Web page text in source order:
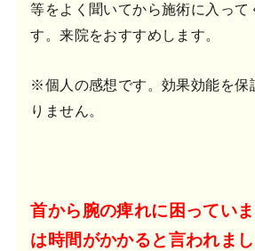
等をよく聞いてから施術に入って
す。来院をおすすめします。
※個人の感想です。効果効能を保
りません。
首から腕の痺れに困ってい
は時間がかかると言われまし